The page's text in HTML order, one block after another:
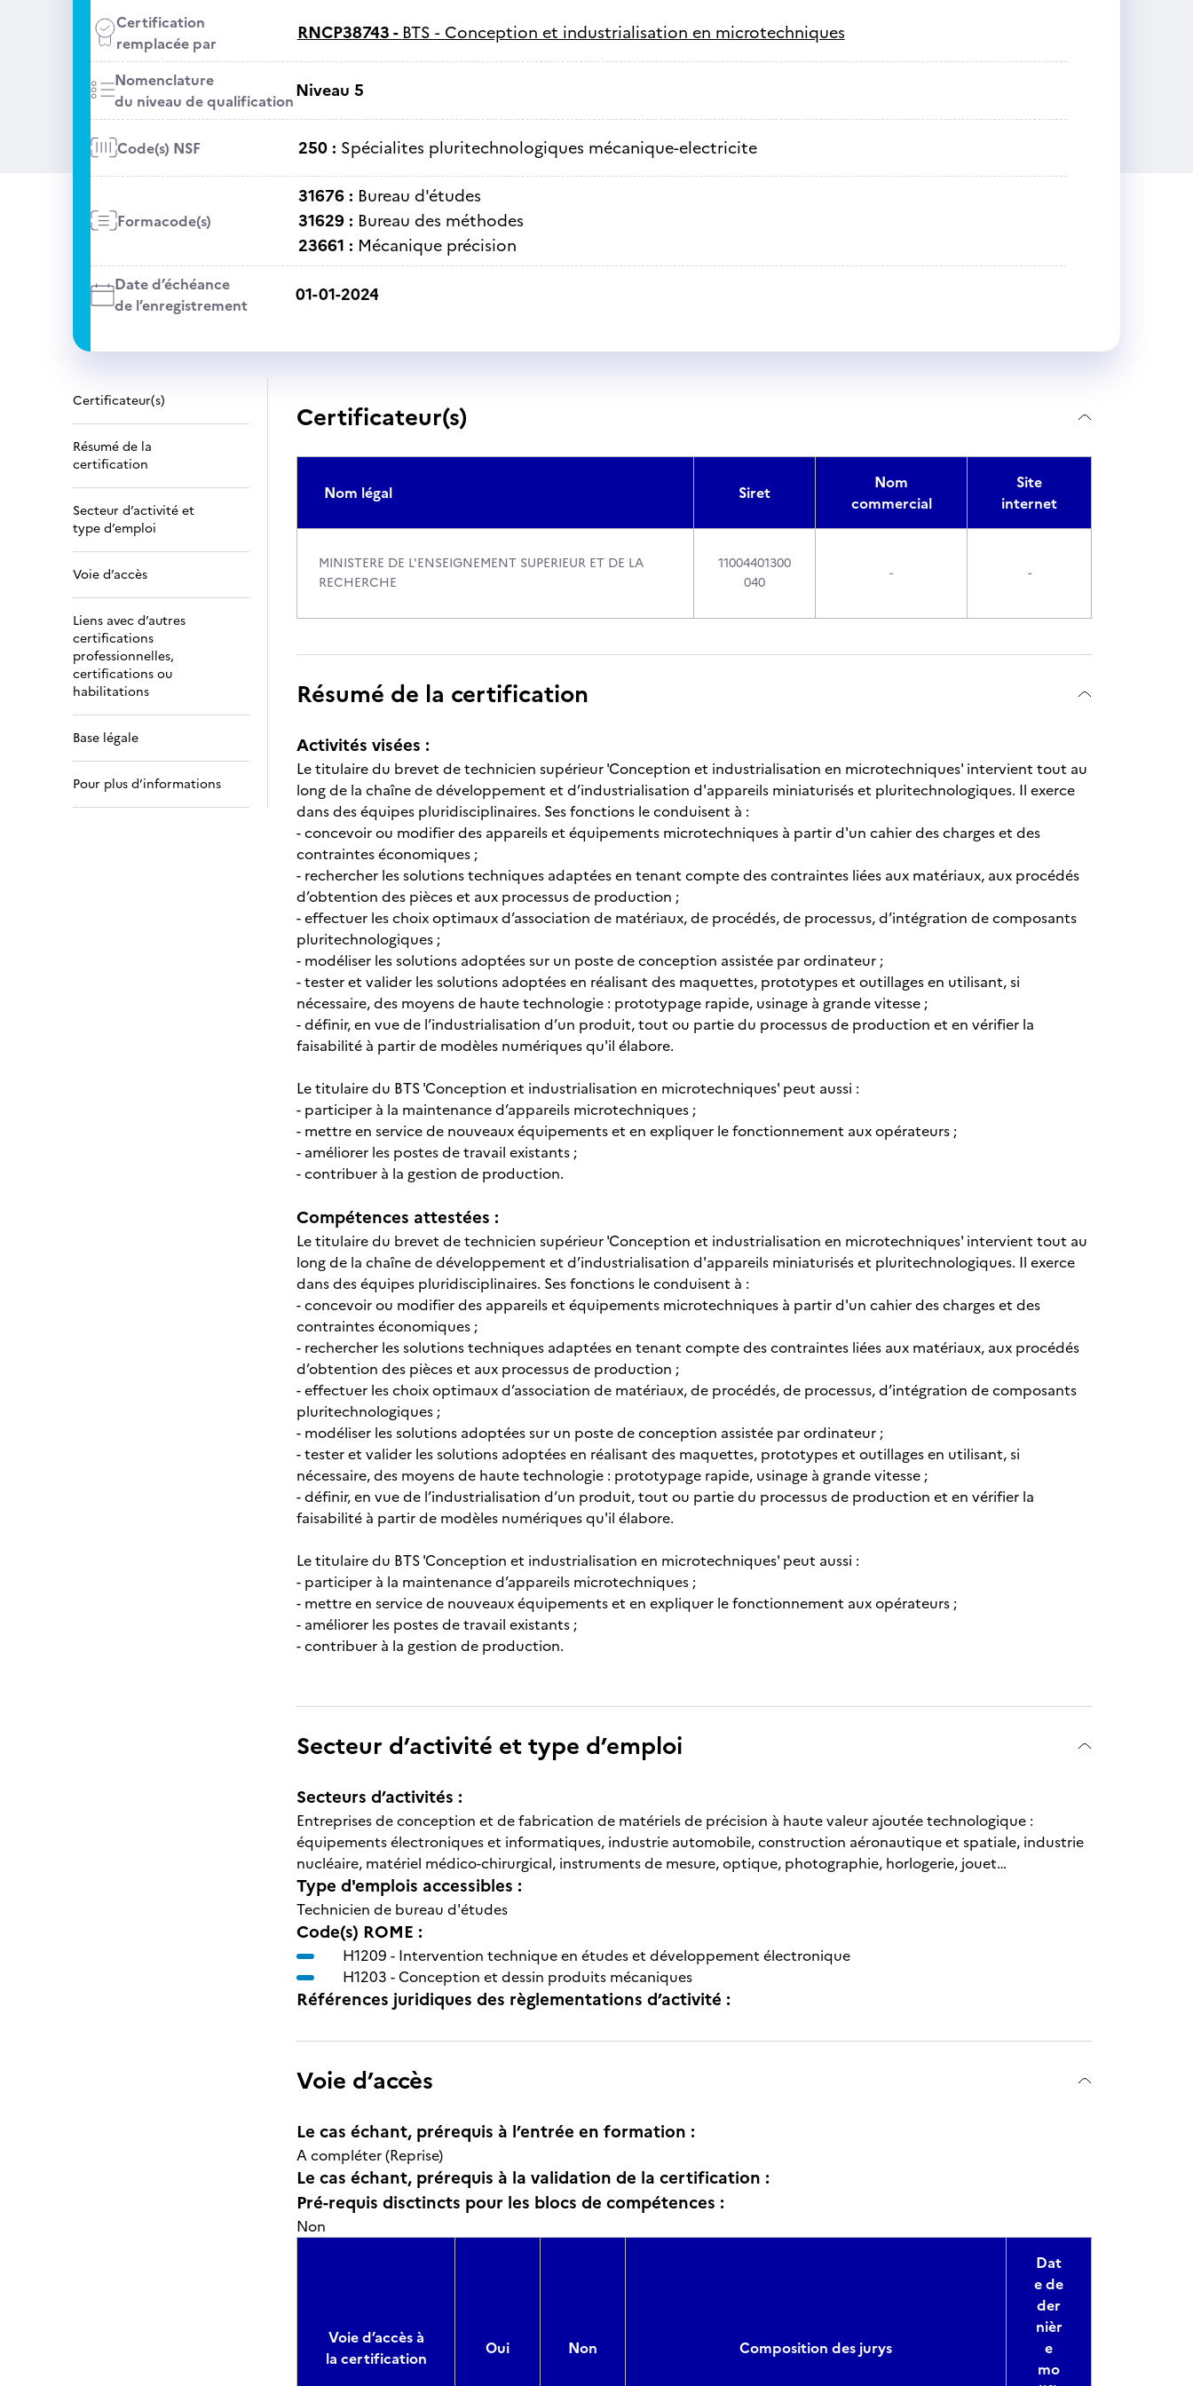
Certification
remplacée par
RNCP38743 - BTS - Conception et industrialisation en microtechniques
Nomenclature
du niveau de qualificationNiveau 5
Code(s) NSF 250 : Spécialites pluritechnologiques mécanique-electricite
Formacode(s)
31676 : Bureau d'études
31629 : Bureau des méthodes
23661 : Mécanique précision
Date d’échéance
de l’enregistrement
01-01-2024
Certificateur(s)
Résumé de la
certification
Secteur d’activité et
type d’emploi
Voie d’accès
Liens avec d’autres
certifications
professionnelles,
certifications ou
habilitations
Base légale
Pour plus d’informations
Certificateur(s)
Nom légal Siret
Nom
commercial
Site
internet
MINISTERE DE L'ENSEIGNEMENT SUPERIEUR ET DE LA
RECHERCHE
11004401300
040
- -
Résumé de la certification
Activités visées :
Le titulaire du brevet de technicien supérieur 'Conception et industrialisation en microtechniques' intervient tout au
long de la chaîne de développement et d’industrialisation d'appareils miniaturisés et pluritechnologiques. Il exerce
dans des équipes pluridisciplinaires. Ses fonctions le conduisent à :
- concevoir ou modifier des appareils et équipements microtechniques à partir d'un cahier des charges et des
contraintes économiques ;
- rechercher les solutions techniques adaptées en tenant compte des contraintes liées aux matériaux, aux procédés
d’obtention des pièces et aux processus de production ;
- effectuer les choix optimaux d’association de matériaux, de procédés, de processus, d’intégration de composants
pluritechnologiques ;
- modéliser les solutions adoptées sur un poste de conception assistée par ordinateur ;
- tester et valider les solutions adoptées en réalisant des maquettes, prototypes et outillages en utilisant, si
nécessaire, des moyens de haute technologie : prototypage rapide, usinage à grande vitesse ;
- définir, en vue de l’industrialisation d’un produit, tout ou partie du processus de production et en vérifier la
faisabilité à partir de modèles numériques qu'il élabore.
Le titulaire du BTS 'Conception et industrialisation en microtechniques' peut aussi :
- participer à la maintenance d’appareils microtechniques ;
- mettre en service de nouveaux équipements et en expliquer le fonctionnement aux opérateurs ;
- améliorer les postes de travail existants ;
- contribuer à la gestion de production.
Compétences attestées :
Le titulaire du brevet de technicien supérieur 'Conception et industrialisation en microtechniques' intervient tout au
long de la chaîne de développement et d’industrialisation d'appareils miniaturisés et pluritechnologiques. Il exerce
dans des équipes pluridisciplinaires. Ses fonctions le conduisent à :
- concevoir ou modifier des appareils et équipements microtechniques à partir d'un cahier des charges et des
contraintes économiques ;
- rechercher les solutions techniques adaptées en tenant compte des contraintes liées aux matériaux, aux procédés
d’obtention des pièces et aux processus de production ;
- effectuer les choix optimaux d’association de matériaux, de procédés, de processus, d’intégration de composants
pluritechnologiques ;
- modéliser les solutions adoptées sur un poste de conception assistée par ordinateur ;
- tester et valider les solutions adoptées en réalisant des maquettes, prototypes et outillages en utilisant, si
nécessaire, des moyens de haute technologie : prototypage rapide, usinage à grande vitesse ;
- définir, en vue de l’industrialisation d’un produit, tout ou partie du processus de production et en vérifier la
faisabilité à partir de modèles numériques qu'il élabore.
Le titulaire du BTS 'Conception et industrialisation en microtechniques' peut aussi :
- participer à la maintenance d’appareils microtechniques ;
- mettre en service de nouveaux équipements et en expliquer le fonctionnement aux opérateurs ;
- améliorer les postes de travail existants ;
- contribuer à la gestion de production.
Secteur d’activité et type d’emploi
Secteurs d’activités :
Entreprises de conception et de fabrication de matériels de précision à haute valeur ajoutée technologique :
équipements électroniques et informatiques, industrie automobile, construction aéronautique et spatiale, industrie
nucléaire, matériel médico-chirurgical, instruments de mesure, optique, photographie, horlogerie, jouet…
Type d'emplois accessibles :
Technicien de bureau d'études
Code(s) ROME :
H1209 - Intervention technique en études et développement électronique
H1203 -Conception et dessin produits mécaniques
Références juridiques des règlementations d’activité :
Voie d’accès
Le cas échant, prérequis à l’entrée en formation :
A compléter (Reprise)
Le cas échant, prérequis à la validation de la certification :
Pré-requis disctincts pour les blocs de compétences :
Non
Voie d’accès à
la certification
Oui Non Composition des jurys
Dat
e de
der
nièr
e
mo